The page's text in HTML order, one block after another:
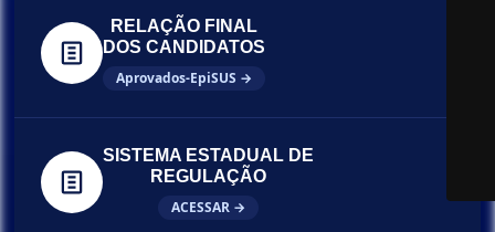
RELAÇÃO FINAL
DOS CANDIDATOS
Aprovados-EpiSUS →
SISTEMA ESTADUAL DE
REGULAÇÃO
ACESSAR →